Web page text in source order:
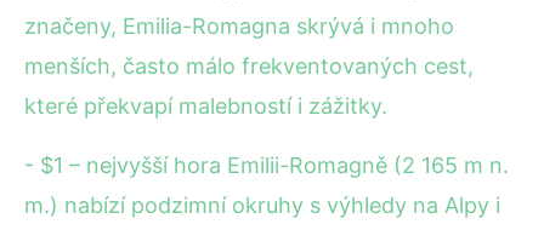
značeny, Emilia-Romagna skrývá i mnoho
menších, často málo frekventovaných cest,
které překvapí malebností i zážitky.
- $1 – nejvyšší hora Emilii-Romagně (2 165 m n.
m.) nabízí podzimní okruhy s výhledy na Alpy i